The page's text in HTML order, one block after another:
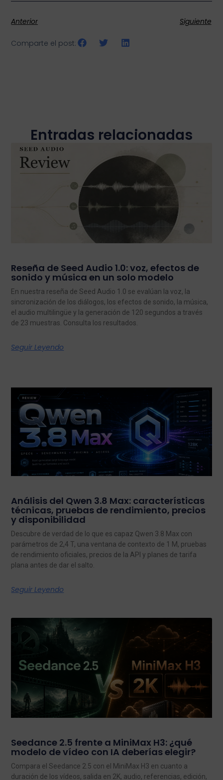
Anterior Siguiente
Comparte el post:
Entradas relacionadas
Reseña de Seed Audio 1.0: voz, efectos de
sonido y música en un solo modelo
En nuestra reseña de Seed Audio 1.0 se evalúan la voz, la
sincronización de los diálogos, los efectos de sonido, la música,
el audio multilingüe y la generación de 120 segundos a través
de 23 muestras. Consulta los resultados.
Seguir Leyendo
Análisis del Qwen 3.8 Max: características
técnicas, pruebas de rendimiento, precios
y disponibilidad
Descubre de verdad de lo que es capaz Qwen 3.8 Max con
parámetros de 2,4 T, una ventana de contexto de 1 M, pruebas
de rendimiento oficiales, precios de la API y planes de tarifa
plana antes de dar el salto.
Seguir Leyendo
Seedance 2.5 frente a MiniMax H3: ¿qué
modelo de vídeo con IA deberías elegir?
Compara el Seedance 2.5 con el MiniMax H3 en cuanto a
duración de los vídeos, salida en 2K, audio, referencias, edición,